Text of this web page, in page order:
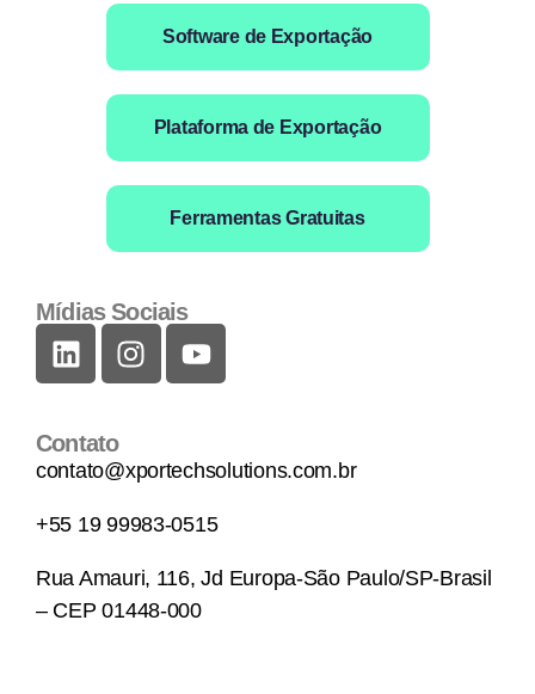
Software de Exportação
Plataforma de Exportação
Ferramentas Gratuitas
Mídias Sociais
Contato
contato@xportechsolutions.com.br
+55 19 99983-0515
Rua Amauri, 116, Jd Europa-São Paulo/SP-Brasil
– CEP 01448-000